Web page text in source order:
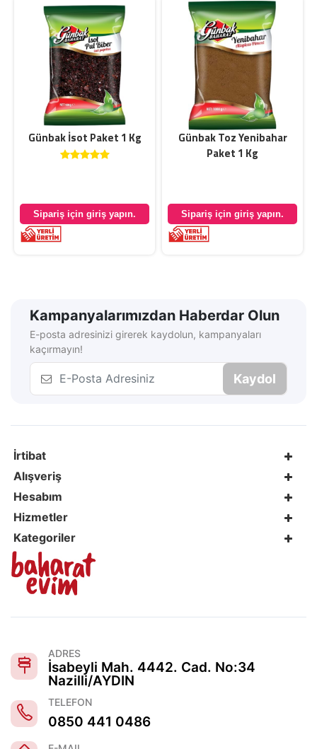
Günbak İsot Paket 1 Kg
Sipariş için giriş yapın.
Günbak Toz Yenibahar
Paket 1 Kg
Sipariş için giriş yapın.
Kampanyalarımızdan Haberdar Olun
E-posta adresinizi girerek kaydolun, kampanyaları
kaçırmayın!
Kaydol
İrtibat
Alışveriş
Hesabım
Hizmetler
Kategoriler
ADRES
İsabeyli Mah. 4442. Cad. No:34
Nazilli/AYDIN
TELEFON
0850 441 0486